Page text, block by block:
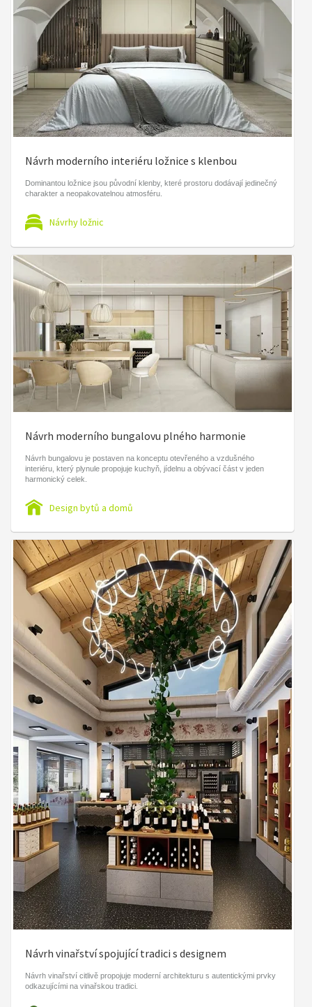
Návrh moderního interiéru ložnice s klenbou
Dominantou ložnice jsou původní klenby, které prostoru dodávají jedinečný
charakter a neopakovatelnou atmosféru.
Návrhy ložnic
Návrh moderního bungalovu plného harmonie
Návrh bungalovu je postaven na konceptu otevřeného a vzdušného
interiéru, který plynule propojuje kuchyň, jídelnu a obývací část v jeden
harmonický celek.
Design bytů a domů
Návrh vinařství spojující tradici s designem
Návrh vinařství citlivě propojuje moderní architekturu s autentickými prvky
odkazujícími na vinařskou tradici.